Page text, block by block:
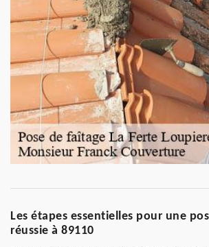
Les étapes essentielles pour une
réussie à 89110